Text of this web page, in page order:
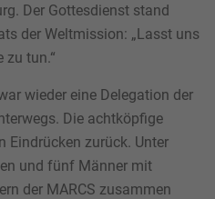
Der Gottesdienst stand
der Weltmission: „Lasst uns
zu tun.“
wieder eine Delegation der
Die achtköpfige
Eindrücken zurück. Unter
und fünf Männer mit
der MARCS zusammen